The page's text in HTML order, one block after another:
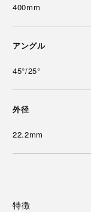
400mm
アングル
45°/25°
外径
22.2mm
特徴